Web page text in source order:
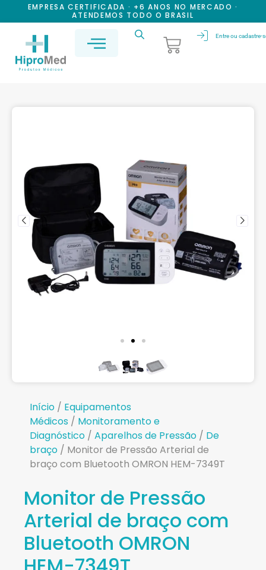
EMPRESA CERTIFICADA · +6 ANOS NO MERCADO ·
ATENDEMOS TODO O BRASIL
Entre ou cadastre-
Início / Equipamentos
Médicos / Monitoramento e
Diagnóstico / Aparelhos de Pressão / De
braço / Monitor de Pressão Arterial de
braço com Bluetooth OMRON HEM-7349T
Monitor de Pressão
Arterial de braço com
Bluetooth OMRON